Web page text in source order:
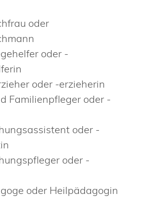
oder
oder -
oder -erzieherin
Familienpfleger oder -
oder -
oder -
oder Heilpädagogin